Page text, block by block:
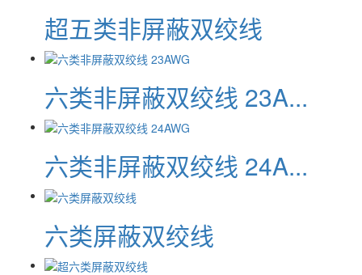
超五类非屏蔽双绞线
六类非屏蔽双绞线 23A...
六类非屏蔽双绞线 24A...
六类屏蔽双绞线